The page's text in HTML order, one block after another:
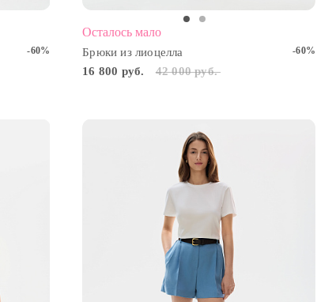
2
-60%
Осталось мало
Брюки из лиоцелла -60%
16 800 руб. 42 000 руб.